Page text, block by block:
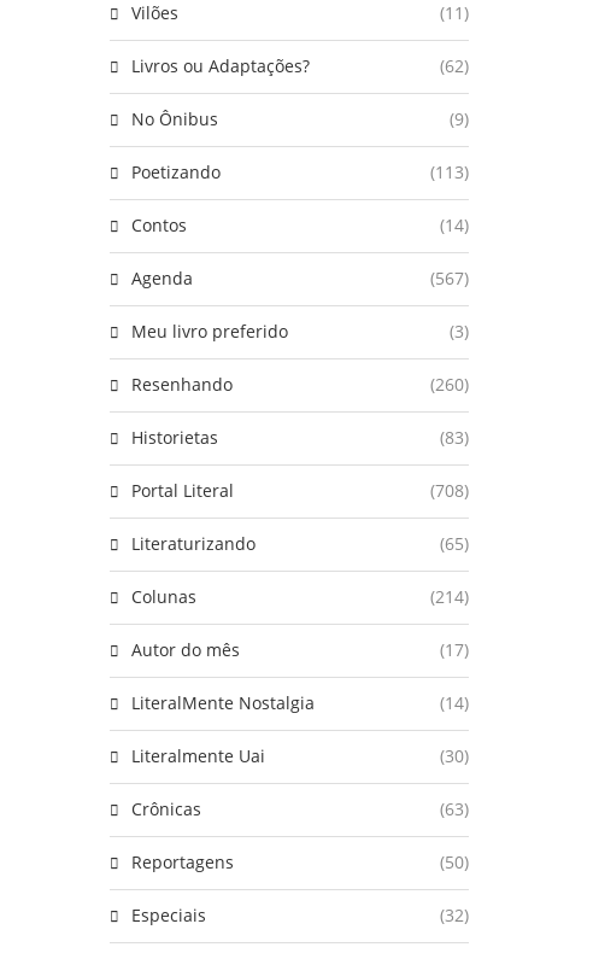
Vilões (11)
Livros ou Adaptações? (62)
No Ônibus (9)
Poetizando (113)
Contos (14)
Agenda (567)
Meu livro preferido (3)
Resenhando (260)
Historietas (83)
Portal Literal (708)
Literaturizando (65)
Colunas (214)
Autor do mês (17)
LiteralMente Nostalgia (14)
Literalmente Uai (30)
Crônicas (63)
Reportagens (50)
Especiais (32)